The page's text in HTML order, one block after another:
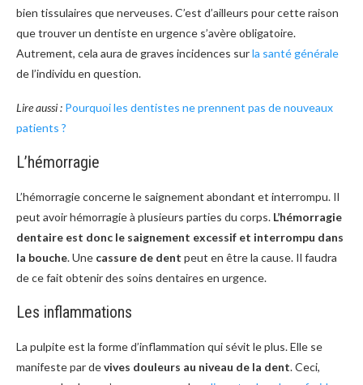
bien tissulaires que nerveuses. C’est d’ailleurs pour cette raison
que trouver un dentiste en urgence s’avère obligatoire.
Autrement, cela aura de graves incidences surla santé générale
de l’individu en question.
Lire aussi : Pourquoi les dentistes ne prennent pas de nouveaux
patients ?
L’hémorragie
L’hémorragie concerne le saignement abondant et interrompu. Il
peut avoir hémorragie à plusieurs parties du corps. L’hémorragie
dentaire est donc le saignement excessif et interrompu dans
la bouche. Une cassure de dent peut en être la cause. Il faudra
de ce fait obtenir des soins dentaires en urgence.
Les inflammations
La pulpite est la forme d’inflammation qui sévit le plus. Elle se
manifeste par devives douleurs au niveau de la dent. Ceci,